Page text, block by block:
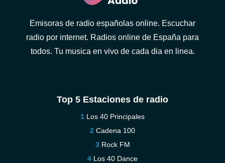
Emisoras de radio españolas online. Escuchar
radio por internet. Radios online de España para
todos. Tu musica en vivo de cada dia en linea.
Top 5 Estaciones de radio
Los 40 Principales
Cadena 100
Rock FM
Los 40 Dance